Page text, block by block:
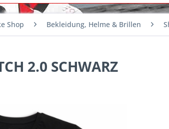
Shop Bekleidung, Helme & Brillen
2.0 SCHWARZ